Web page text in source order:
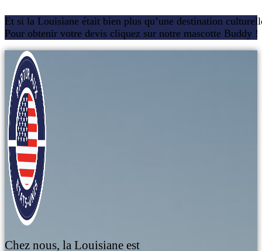
Et si la Louisiane était bien plus qu’une destination
Pour obtenir votre devis cliquez sur notre mascotte Buddy !
Chez nous, la Louisiane est